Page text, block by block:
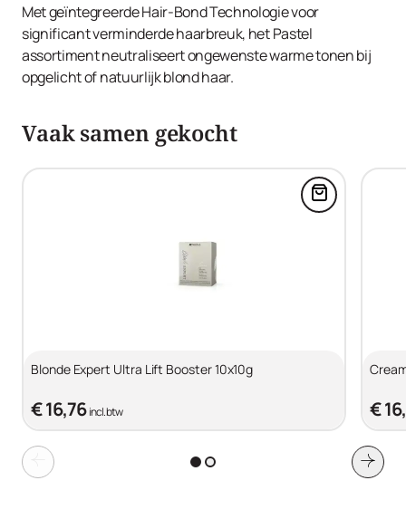
Met geïntegreerde Hair-Bond Technologie voor
significant verminderde haarbreuk, het Pastel
assortiment neutraliseert ongewenste warme tonen bij
opgelicht of natuurlijk blond haar.
Vaak samen gekocht
Voeg
Blonde Expert Ultra Lift Booster 10x10g
€ 16,76incl. btw €